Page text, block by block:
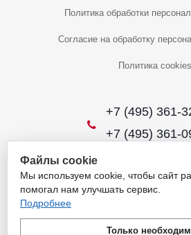
Политика обработки
Согласие на обработку
Политика cookies
+7 (495) 361-
+7 (495) 361-
2026 © Уникальный
Обращаем ваше внимание на то, что
не является публичной офертой,
Файлы cookie
Мы используем cookie, чтобы сайт
помогал нам улучшать сервис.
Подробнее
Только